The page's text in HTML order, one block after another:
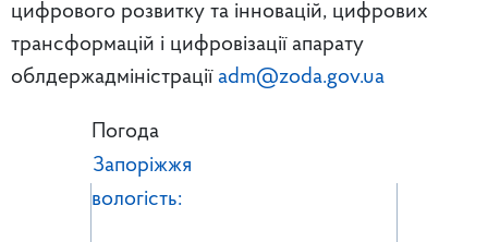
цифрового розвитку та інновацій, цифрових
трансформацій і цифровізації апарату
облдержадміністрації adm@zoda.gov.ua
Погода
Запоріжжя
вологість: